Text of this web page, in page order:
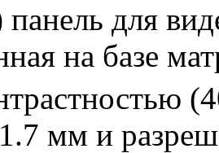
для
на базе
мм и